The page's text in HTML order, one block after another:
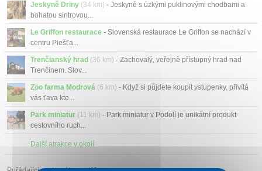
Jeskyně Driny (34 km) - Jeskyně s úzkými puklinovými chodbami a
bohatou sintrovou...
Le Griffon restaurace - Slovenská restaurace Le Griffon se nachází v
centru Piešťa...
Trenčianský hrad (36 km) - Zachovalý, veřejně přístupný hrad nad
Trenčínem. Slov...
Zoo farma Modrová (6 km) - Když si půjdete koupit vstupenky, přivítá
vás ťava kte...
Park miniatur (11 km) - Park miniatur v Podolí je unikátní produkt
cestovního ruch...
Další atrakce v okolí